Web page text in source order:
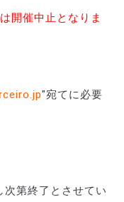
開催中止となりま
"宛てに必要
第終了とさせてい